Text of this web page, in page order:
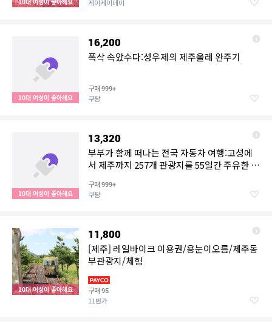
케이케이데이
10대 여성이 좋아해요
16,200
폭삭 속았수다:성우제의 제주올레 완주기
구매999+
쿠팡
10대 여성이 좋아해요
13,320
부부가 함께 떠나는 전국 자동차 여행:고성에
서 제주까지 257개 관광지를 55일간 주유한 국
구매999+
쿠팡
10대 여성이 좋아해요
11,800
[제주] 레일바이크 이용권/용눈이오름/제주동
부관광지/체험
구매95
11번가